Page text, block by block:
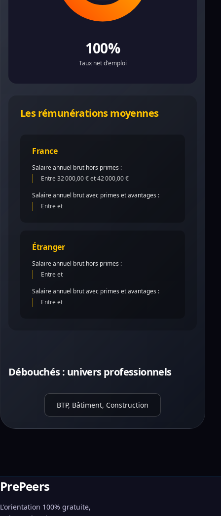
100%
Taux net d'emploi
Les rémunérations moyennes
France
Salaire annuel brut hors primes :
Entre 32 000,00 € et 42 000,00 €
Salaire annuel brut avec primes et avantages :
Entre et
Étranger
Salaire annuel brut hors primes :
Entre et
Salaire annuel brut avec primes et avantages :
Entre et
Débouchés : univers professionnels
BTP, Bâtiment, Construction
PrePeers
L'orientation 100% gratuite,